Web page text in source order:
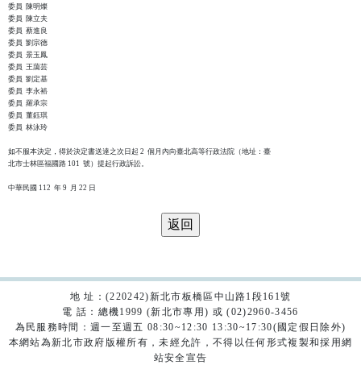
委員  陳明燦
委員  陳立夫
委員  蔡進良
委員  劉宗德
委員  景玉鳳
委員  王藹芸
委員  劉定基
委員  李永裕
委員  羅承宗
委員  董鈺琪
委員  林泳玲
如不服本決定，得於決定書送達之次日起 2  個月內向臺北高等行政法院（地址：臺
北市士林區福國路 101  號）提起行政訴訟。
地 址：(220242)新北市板橋區中山路1段161號
電 話：總機1999 (新北市專用) 或 (02)2960-3456
為民服務時間：週一至週五 08:30~12:30 13:30~17:30(國定假日除外)
本網站為新北市政府版權所有，未經允許，不得以任何形式複製和採用網
站安全宣告